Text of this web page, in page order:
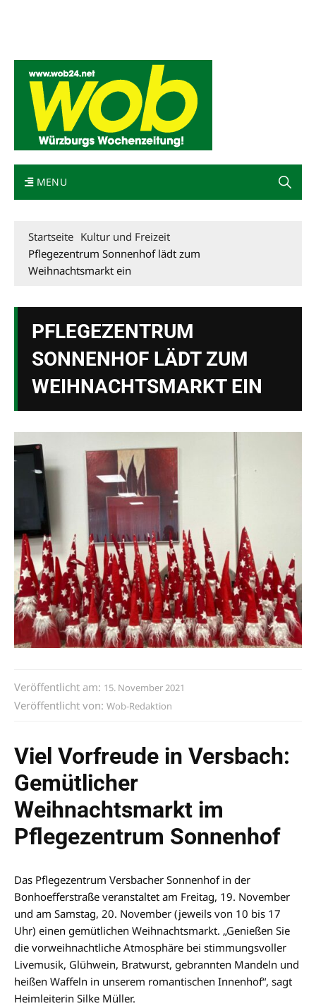
MENU
Startseite Kultur und Freizeit
Pflegezentrum Sonnenhof lädt zum
Weihnachtsmarkt ein
PFLEGEZENTRUM
SONNENHOF LÄDT ZUM
WEIHNACHTSMARKT EIN
Veröffentlicht am: 15. November 2021
Veröffentlicht von: Wob-Redaktion
Viel Vorfreude in Versbach:
Gemütlicher
Weihnachtsmarkt im
Pflegezentrum Sonnenhof
Das Pflegezentrum Versbacher Sonnenhof in der
Bonhoefferstraße veranstaltet am Freitag, 19. November
und am Samstag, 20. November (jeweils von 10 bis 17
Uhr) einen gemütlichen Weihnachtsmarkt. „Genießen Sie
die vorweihnachtliche Atmosphäre bei stimmungsvoller
Livemusik, Glühwein, Bratwurst, gebrannten Mandeln und
heißen Waffeln in unserem romantischen Innenhof“, sagt
Heimleiterin Silke Müller.